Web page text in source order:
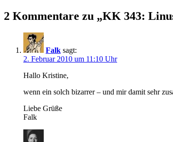
2 Kommentare zu „KK 343:
Falk sagt:
2. Februar 2010 um 11:10 Uhr
Hallo Kristine,
wenn ein solch bizarrer – und mir damit sehr
Liebe Grüße
Falk